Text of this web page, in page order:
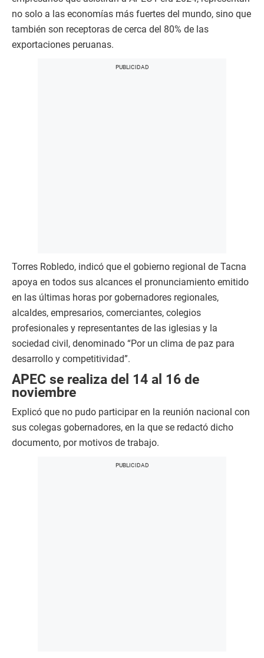
no solo a las economías más fuertes del mundo, sino que
también son receptoras de cerca del 80% de las
exportaciones peruanas.
Torres Robledo, indicó que el gobierno regional de Tacna
apoya en todos sus alcances el pronunciamiento emitido
en las últimas horas por gobernadores regionales,
alcaldes, empresarios, comerciantes, colegios
profesionales y representantes de las iglesias y la
sociedad civil, denominado “Por un clima de paz para
desarrollo y competitividad”.
APEC se realiza del 14 al 16 de
noviembre
Explicó que no pudo participar en la reunión nacional con
sus colegas gobernadores, en la que se redactó dicho
documento, por motivos de trabajo.